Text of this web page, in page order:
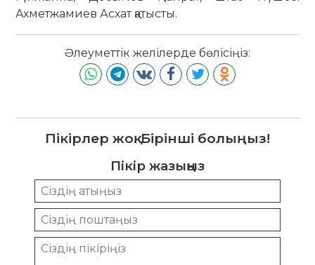
Ахметжамиев Асхат қатысты.
Әлеуметтік желілерде бөлісіңіз:
Пікірлер жоқ. Бірінші болыңыз!
Пікір жазыңыз